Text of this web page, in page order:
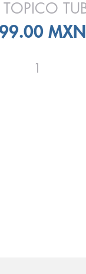
TOPICO
MXN
1